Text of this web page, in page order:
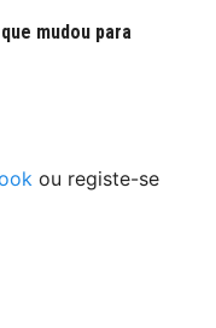
mudou para
ou registe-se